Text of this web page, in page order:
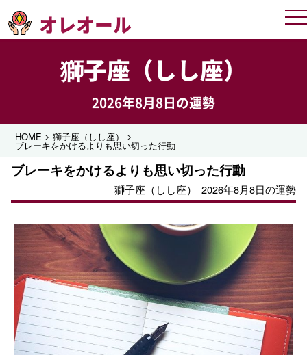
オレオール
獅子座（しし座）
2026年8月8日の運勢
HOME >獅子座（しし座） >
ブレーキをかけるよりも思い切った行動
ブレーキをかけるよりも思い切った行動
獅子座（しし座） 2026年8月8日の運勢